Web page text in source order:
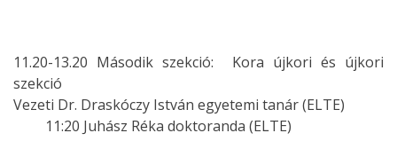
11.20-13.20 Második szekció: Kora újkori és újkori
szekció
Vezeti Dr. Draskóczy István egyetemi tanár (ELTE)
11:20 Juhász Réka doktoranda (ELTE)